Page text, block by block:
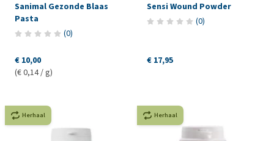
Sanimal Gezonde Blaas
Pasta
(0)
€ 10,00
(€ 0,14 / g)
Sensi Wound Powder
(0)
€ 17,95
Herhaal Herhaal